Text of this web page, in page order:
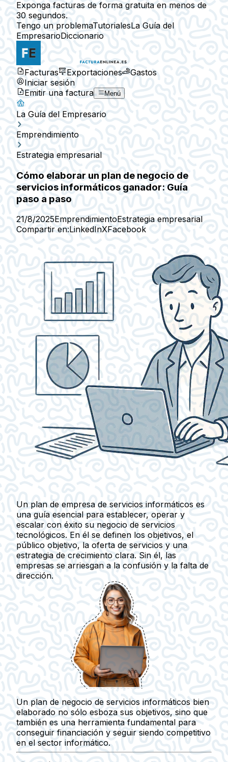
Exponga facturas de forma gratuita en menos de
30 segundos.
Tengo un problemaTutorialesLa Guía del
EmpresarioDiccionario
Facturas Exportaciones
Gastos
Iniciar sesión
Emitir una factura
Menú
La Guía del Empresario
Emprendimiento
Estrategia empresarial
Cómo elaborar un plan de negocio de
servicios informáticos ganador: Guía
paso a paso
21/8/2025EmprendimientoEstrategia empresarial
Compartir en:LinkedInXFacebook
Un plan de empresa de servicios informáticos es
una guía esencial para establecer, operar y
escalar con éxito su negocio de servicios
tecnológicos. En él se definen los objetivos, el
público objetivo, la oferta de servicios y una
estrategia de crecimiento clara. Sin él, las
empresas se arriesgan a la confusión y la falta de
dirección.
Un plan de negocio de servicios informáticos bien
elaborado no sólo esboza sus objetivos, sino que
también es una herramienta fundamental para
conseguir financiación y seguir siendo competitivo
en el sector informático.